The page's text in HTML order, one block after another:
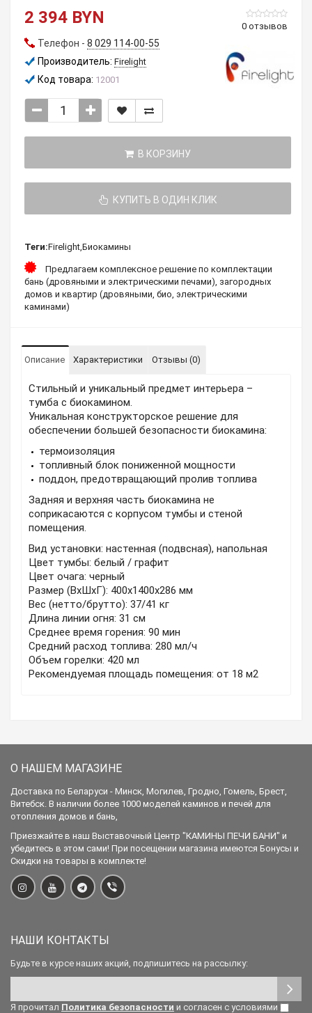
0 отзывов
2 394 BYN
Телефон - 8 029 114-00-55
Производитель: Firelight
Код товара: 12001
В КОРЗИНУ
КУПИТЬ В ОДИН КЛИК
Теги:Firelight,Биокамины
Предлагаем комплексное решение по комплектации
бань (дровяными и электрическими печами), загородных
домов и квартир (дровяными, био, электрическими
каминами)
Описание Характеристики Отзывы (0)
Стильный и уникальный предмет интерьера –
тумба с биокамином.
Уникальная конструкторское решение для
обеспечении большей безопасности биокамина:
термоизоляция
топливный блок пониженной мощности
поддон, предотвращающий пролив топлива
Задняя и верхняя часть биокамина не
соприкасаются с корпусом тумбы и стеной
помещения.
Вид установки: настенная (подвсная), напольная
Цвет тумбы: белый / графит
Цвет очага: черный
Размер (ВхШхГ): 400х1400х286 мм
Вес (нетто/брутто): 37/41 кг
Длина линии огня: 31 см
Среднее время горения: 90 мин
Средний расход топлива: 280 мл/ч
Объем горелки: 420 мл
Рекомендуемая площадь помещения: от 18 м2
О НАШЕМ МАГАЗИНЕ
Доставка по Беларуси - Минск, Могилев, Гродно, Гомель, Брест,
Витебск. В наличии более 1000 моделей каминов и печей для
отопления домов и бань,
Приезжайте в наш Выставочный Центр "КАМИНЫ ПЕЧИ БАНИ" и
убедитесь в этом сами! При посещении магазина имеются Бонусы и
Скидки на товары в комплекте!
НАШИ КОНТАКТЫ
Будьте в курсе наших акций, подпишитесь на рассылку:
Я прочитал Политика безопасности и согласен с условиями